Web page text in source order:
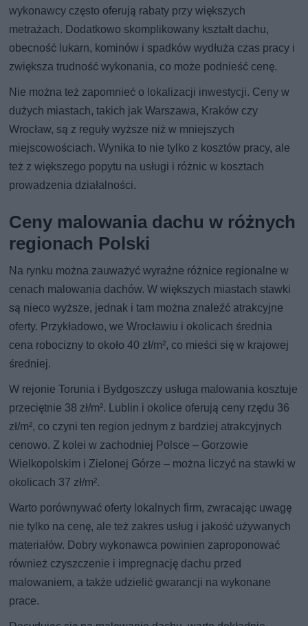
wykonawcy często oferują rabaty przy większych
metrażach. Dodatkowo skomplikowany kształt dachu,
obecność lukarn, kominów i spadków wydłuża czas pracy i
zwiększa trudność wykonania, co może podnieść cenę.
Nie można też zapomnieć o lokalizacji inwestycji. Ceny w
dużych miastach, takich jak Warszawa, Kraków czy
Wrocław, są z reguły wyższe niż w mniejszych
miejscowościach. Wynika to nie tylko z kosztów pracy, ale
też z większego popytu na usługi i różnic w kosztach
prowadzenia działalności.
Ceny malowania dachu w różnych
regionach Polski
Na rynku można zauważyć wyraźne różnice regionalne w
cenach malowania dachów. W większych miastach stawki
są nieco wyższe, jednak i tam można znaleźć atrakcyjne
oferty. Przykładowo, we Wrocławiu i okolicach średnia
cena robocizny to około 40 zł/m², co mieści się w krajowej
średniej.
W rejonie Torunia i Bydgoszczy usługa malowania kosztuje
przeciętnie 38 zł/m². Lublin i okolice oferują ceny rzędu 36
zł/m², co czyni ten region jednym z bardziej atrakcyjnych
cenowo. Z kolei w zachodniej Polsce – Gorzowie
Wielkopolskim i Zielonej Górze – można liczyć na stawki w
okolicach 37 zł/m².
Warto porównywać oferty lokalnych firm, zwracając uwagę
nie tylko na cenę, ale też zakres usług i jakość używanych
materiałów. Dobry wykonawca powinien zaproponować
również czyszczenie i impregnację dachu przed
malowaniem, a także udzielić gwarancji na wykonane
prace.